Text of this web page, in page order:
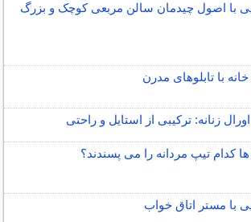
با اصول چیدمان سالن مربعی کوچک و بزرگ
با تابلوهای مدرن
زنانه: ترکیبی از استایل و راحتی
کدام تیپ مردانه را می پسندند؟
با مستر اتاق خواب